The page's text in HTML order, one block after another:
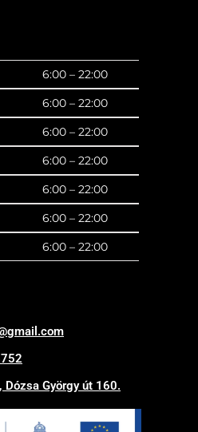
6:00 – 22:00
6:00 – 22:00
6:00 – 22:00
6:00 – 22:00
6:00 – 22:00
6:00 – 22:00
6:00 – 22:00
Dózsa György út 160.